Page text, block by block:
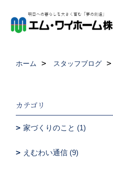
ホーム スタッフブログ
カテゴリ
家づくりのこと (1)
えむわい通信 (9)